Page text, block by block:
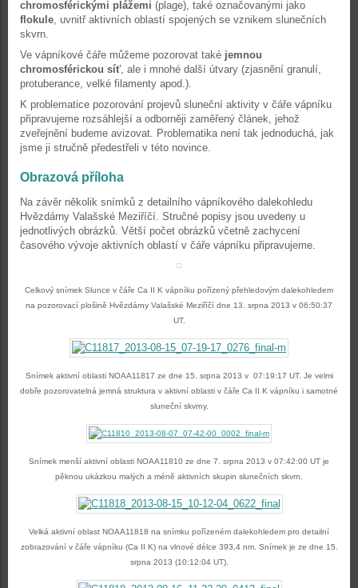
chromosférickými plážemi (plage), také označovanými jako
flokule, uvnitř aktivních oblastí spojených se vznikem slunečních
skvrn.
Ve vápníkové čáře můžeme pozorovat také jemnou
chromosférickou síť, ale i mnohé další útvary (zjasnění granulí,
protuberance, velké filamenty apod.).
K problematice pozorování projevů sluneční aktivity v čáře vápníku
připravujeme rozsáhlejší a odborněji zaměřený článek, jehož
zveřejnění budeme avizovat. Problematika není tak jednoduchá, jak
jsme ji stručně předestřeli v této novince.
Obrazová příloha
Na závěr několik snímků z detailního vápníkového dalekohledu
Hvězdárny Valašské Meziříčí. Stručné popisy jsou uvedeny u
jednotlivých obrázků. Větší počet obrázků včetně zachycení
časového vývoje aktivních oblastí v čáře vápníku připravujeme.
Celkový snímek Slunce v čáře Ca II K vápníku pořízený přehledovým dalekohledem
na pozorovací plošině Hvězdárny Valašské Meziříčí dne 13. srpna 2013 v 06:50:37
UT.
Snímek aktivní oblasti NOAA11817 ze dne 15. srpna 2013 v 07:19:17 UT. Je velmi
dobře pozorovatelná jemná struktura v aktivní oblasti v čáře Ca II K vápníku i samotné
sluneční skvrny.
Snímek menší aktivní oblasti NOAA11810 ze dne 7. srpna 2013 v 07:42:00 UT je
pěknou ukázkou malých a méně aktivních skupin slunečních skvrn.
Velká aktivní oblast NOAA11818 na snímku pořízeném dalekohledem pro detailní
zobrazování v čáře vápníku (Ca II K) na vlnové délce 393,4 nm. Snímek je ze dne 15.
srpna 2013 (10:12:04 UT).